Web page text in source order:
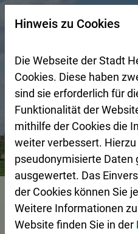
Zur Startseite (Schnelltaste 0)
Zum Seitenanfang springen
Zur Navigation/Menü springen
Zur Suche springen
Zum Inhalt springen
Zum Fußbereich springen
Bürgerservice
Vorlesen
Hinweis zu Cookies
Die Webseite der Stadt
Cookies. Diese haben
sind sie erforderlich für
Funktionalität der
mithilfe der Cookies die
weiter verbessert.
pseudonymisierte Daten
ausgewertet. Das
der Cookies können Sie
Weitere Informationen
Website finden Sie in der